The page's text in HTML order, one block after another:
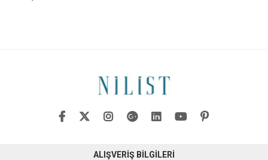
ALIŞVERİŞ BİLGİLERİ